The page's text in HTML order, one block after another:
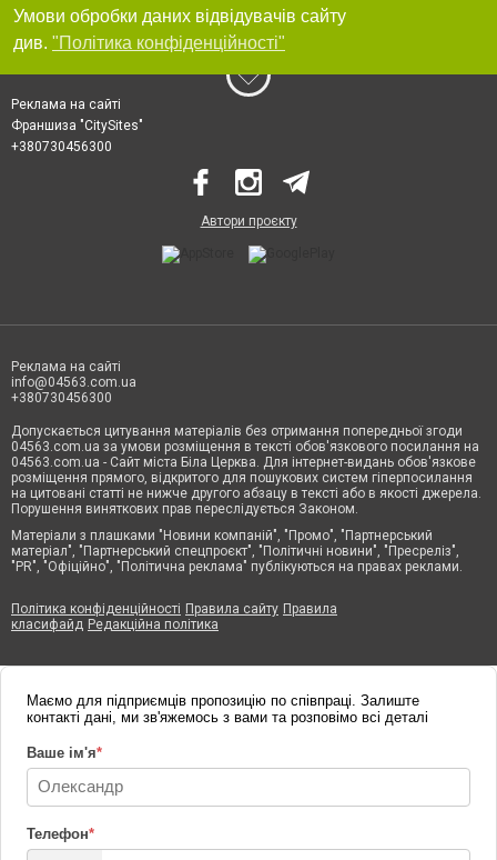
Умови обробки даних відвідувачів сайту
див. "Політика конфіденційності"
Реклама на сайті
Франшиза "CitySites"
+380730456300
Автори проєкту
Реклама на сайті
info@04563.com.ua
+380730456300
Допускається цитування матеріалів без отримання попередньої згоди
04563.com.ua за умови розміщення в тексті обов'язкового посилання на
04563.com.ua - Сайт міста Біла Церква. Для інтернет-видань обов'язкове
розміщення прямого, відкритого для пошукових систем гіперпосилання
на цитовані статті не нижче другого абзацу в тексті або в якості джерела.
Порушення виняткових прав переслідується Законом.
Матеріали з плашками "Новини компаній", "Промо", "Партнерський
матеріал", "Партнерський спецпроєкт", "Політичні новини", "Пресреліз",
"PR", "Офіційно", "Політична реклама" публікуються на правах реклами.
Політика конфіденційності Правила сайту Правила
класифайд Редакційна політика
Маємо для підприємців пропозицію по співпраці. Залиште
контакті дані, ми зв'яжемось з вами та розповімо всі деталі
Ваше ім'я*
Телефон*